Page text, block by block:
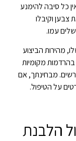
כל סיבה להימנע
צבען וקיבלו
עמו.
מהירות הביצוע
בהרדמות מקומיות
מבחינתך, אם
על הטיפול.
הלבנת